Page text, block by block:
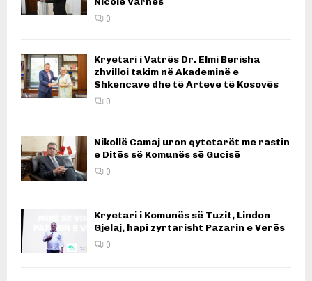
0
Kryetari i Vatrës Dr. Elmi Berisha
zhvilloi takim në Akademinë e
Shkencave dhe të Arteve të Kosovës
0
Nikollë Camaj uron qytetarët me rastin
e Ditës së Komunës së Gucisë
0
Kryetari i Komunës së Tuzit, Lindon
Gjelaj, hapi zyrtarisht Pazarin e Verës
0